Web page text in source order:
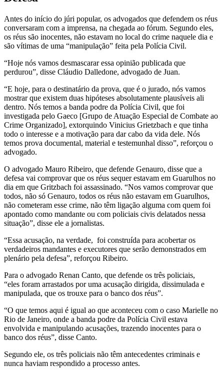
Antes do início do júri popular, os advogados que defendem os réus
conversaram com a imprensa, na chegada ao fórum. Segundo eles,
os réus são inocentes, não estavam no local do crime naquele dia e
são vítimas de uma “manipulação” feita pela Polícia Civil.
“Hoje nós vamos desmascarar essa opinião publicada que
perdurou”, disse Cláudio Dalledone, advogado de Juan.
“E hoje, para o destinatário da prova, que é o jurado, nós vamos
mostrar que existem duas hipóteses absolutamente plausíveis ali
dentro. Nós temos a banda podre da Polícia Civil, que foi
investigada pelo Gaeco [Grupo de Atuação Especial de Combate ao
Crime Organizado], extorquindo Vinicius Grietzbach e que tinha
todo o interesse e a motivação para dar cabo da vida dele. Nós
temos prova documental, material e testemunhal disso”, reforçou o
advogado.
O advogado Mauro Ribeiro, que defende Genauro, disse que a
defesa vai comprovar que os réus sequer estavam em Guarulhos no
dia em que Gritzbach foi assassinado. “Nos vamos comprovar que
todos, não só Genauro, todos os réus não estavam em Guarulhos,
não cometeram esse crime, não têm ligação alguma com quem foi
apontado como mandante ou com policiais civis delatados nessa
situação”, disse ele a jornalistas.
“Essa acusação, na verdade, foi construída para acobertar os
verdadeiros mandantes e executores que serão demonstrados em
plenário pela defesa”, reforçou Ribeiro.
Para o advogado Renan Canto, que defende os três policiais,
“eles foram arrastados por uma acusação dirigida, dissimulada e
manipulada, que os trouxe para o banco dos réus”.
“O que temos aqui é igual ao que aconteceu com o caso Marielle no
Rio de Janeiro, onde a banda podre da Polícia Civil estava
envolvida e manipulando acusações, trazendo inocentes para o
banco dos réus”, disse Canto.
Segundo ele, os três policiais não têm antecedentes criminais e
nunca haviam respondido a processo antes.